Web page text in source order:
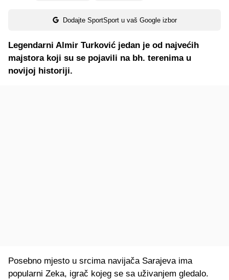
Dodajte SportSport u vaš Google izbor
Legendarni Almir Turković jedan je od najvećih
majstora koji su se pojavili na bh. terenima u
novijoj historiji.
Posebno mjesto u srcima navijača Sarajeva ima
popularni Zeka, igrač kojeg se sa uživanjem gledalo.